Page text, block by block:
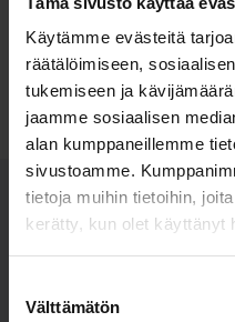
Käytämme evästeitä
räätälöimiseen,
tukemiseen ja
jaamme sosiaalisen
alan kumppaneillemme
sivustoamme.
tietoja muihin tietoihin,
kerätty, kun olet käyttänyt
valinta
Välttämätön
Lue artikkeli